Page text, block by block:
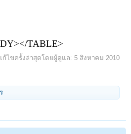
TABLE>
ก้ไขครั้งล่าสุดโดยผู้ดูแล: 5 สิงหาคม 2010